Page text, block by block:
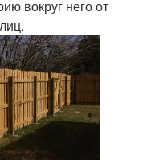
вокруг него от